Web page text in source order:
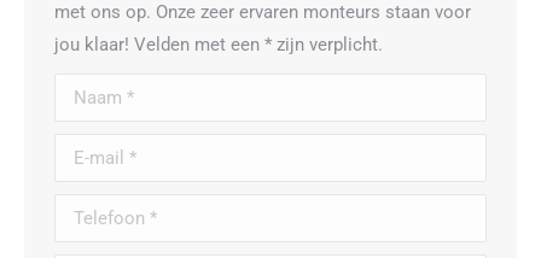
met ons op. Onze zeer ervaren monteurs staan voor
jou klaar! Velden met een * zijn verplicht.
Naam *
E-mail *
Telefoon *